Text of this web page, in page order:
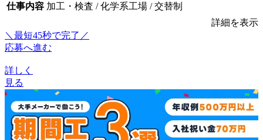
仕事内容 加工・検査 / 化学系工場 / 交替制
詳細を表示
＼最短45秒で完了／
応募へ進む
詳しく
見る